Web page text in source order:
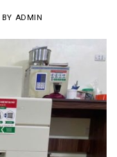
BY ADMIN